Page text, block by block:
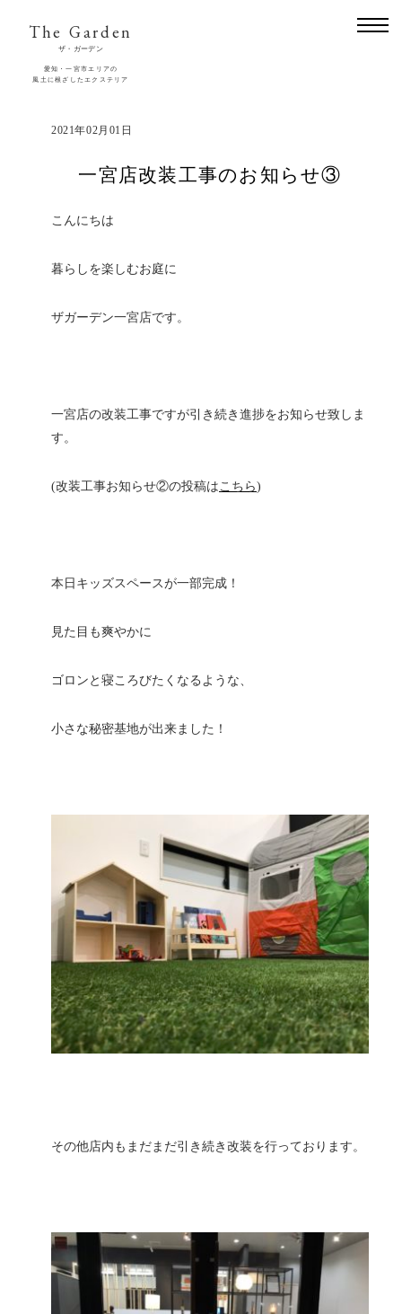
The Garden
ザ・ガーデン
愛知・一宮市エリアの
風土に根ざしたエクステリア
2021年02月01日
一宮店改装工事のお知らせ③
こんにちは
暮らしを楽しむお庭に
ザガーデン一宮店です。
一宮店の改装工事ですが引き続き進捗をお知らせ致しま
す。
(改装工事お知らせ②の投稿はこちら)
本日キッズスペースが一部完成！
見た目も爽やかに
ゴロンと寝ころびたくなるような、
小さな秘密基地が出来ました！
その他店内もまだまだ引き続き改装を行っております。